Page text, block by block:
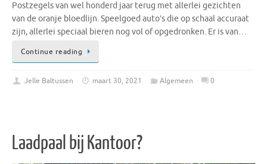
Postzegels van wel honderd jaar terug met allerlei gezichten
van de oranje bloedlijn. Speelgoed auto’s die op schaal accuraat
zijn, allerlei speciaal bieren nog vol of opgedronken. Er is van…
Continue reading
Jelle Baltussen maart 30, 2021 Algemeen 0
Laadpaal bij Kantoor?